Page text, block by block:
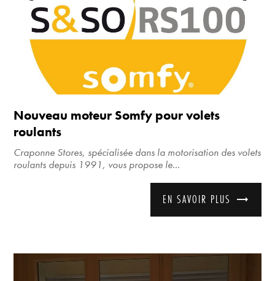
Nouveau moteur Somfy pour volets
roulants
Craponne Stores, spécialisée dans la motorisation des volets
roulants depuis 1991, vous propose le...
EN SAVOIR PLUS